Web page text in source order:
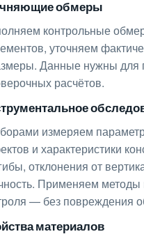
обмеры
контрольные
уточняем
Данные нужны для
расчётов.
измеряем
и характеристики
отклонения от
Применяем
— без повреждения
материалов